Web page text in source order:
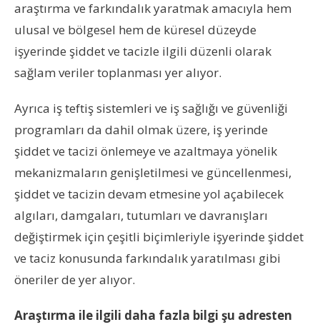
araştırma ve farkındalık yaratmak amacıyla hem
ulusal ve bölgesel hem de küresel düzeyde
işyerinde şiddet ve tacizle ilgili düzenli olarak
sağlam veriler toplanması yer alıyor.
Ayrıca iş teftiş sistemleri ve iş sağlığı ve güvenliği
programları da dahil olmak üzere, iş yerinde
şiddet ve tacizi önlemeye ve azaltmaya yönelik
mekanizmaların genişletilmesi ve güncellenmesi,
şiddet ve tacizin devam etmesine yol açabilecek
algıları, damgaları, tutumları ve davranışları
değiştirmek için çeşitli biçimleriyle işyerinde şiddet
ve taciz konusunda farkındalık yaratılması gibi
öneriler de yer alıyor.
Araştırma ile ilgili daha fazla bilgi şu adresten